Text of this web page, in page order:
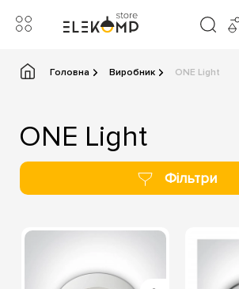
Головна Виробник ONE Light
ONE Light
Фільтри